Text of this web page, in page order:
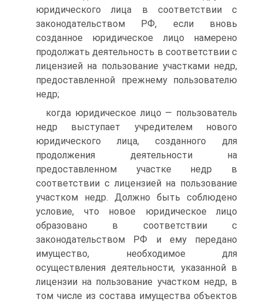
юридического лица в соответствии с
законодательством РФ, если вновь
созданное юридическое лицо намерено
продолжать деятельность в соответствии с
лицензией на пользование участками недр,
предоставленной прежнему пользователю
недр;
когда юридическое лицо — пользователь
недр выступает учредителем нового
юридического лица, созданного для
продолжения деятельности на
предоставленном участке недр в
соответствии с лицензией на пользование
участком недр. Должно быть соблюдено
условие, что новое юридическое лицо
образовано в соответствии с
законодательством РФ и ему передано
имущество, необходимое для
осуществления деятельности, указанной в
лицензии на пользование участком недр, в
том числе из состава имущества объектов